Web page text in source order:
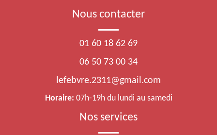
Nous contacter
01 60 18 62 69
06 50 73 00 34
lefebvre.2311@gmail.com
Horaire: 07h-19h du lundi au samedi
Nos services